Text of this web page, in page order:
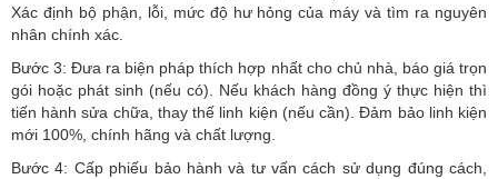
Xác định bộ phận, lỗi, mức độ hư hỏng của máy và tìm ra nguyên
nhân chính xác.
Bước 3: Đưa ra biện pháp thích hợp nhất cho chủ nhà, báo giá trọn
gói hoặc phát sinh (nếu có). Nếu khách hàng đồng ý thực hiện thì
tiến hành sửa chữa, thay thế linh kiện (nếu cần). Đảm bảo linh kiện
mới 100%, chính hãng và chất lượng.
Bước 4: Cấp phiếu bảo hành và tư vấn cách sử dụng đúng cách,